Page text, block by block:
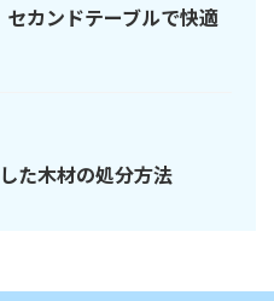
カンドテーブルで快適
た木材の処分方法